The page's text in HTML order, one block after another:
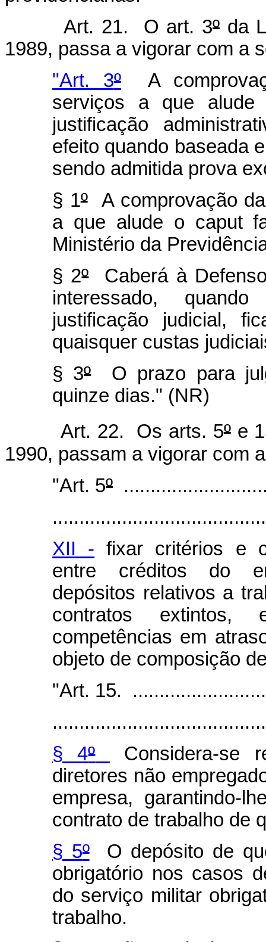
Art. 21. O art. 3ºda
1989, passa a vigorar com a
"Art. 3ºA
serviços a que alude
justificação
efeito quando baseada
sendo admitida prova
§ 1ºA comprovação
a que alude o caput
Ministério da
§ 2ºCaberá à
interessado,
justificação judicial,
quaisquer custas
§ 3ºO prazo para
quinze dias." (NR)
Art. 22. Os arts. 5ºe
1990, passam a vigorar com
"Art. 5º
XII - fixar critérios e
entre créditos do
depósitos relativos a
contratos extintos,
competências em
objeto de composição
"Art. 15.
§ 4º
Considera-se
diretores não
empresa, garantindo-
contrato de trabalho de
§ 5ºO depósito de
obrigatório nos casos
do serviço militar
trabalho.